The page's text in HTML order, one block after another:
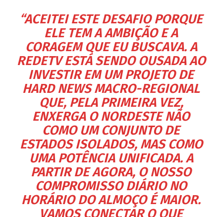
“ACEITEI ESTE DESAFIO PORQUE
ELE TEM A AMBIÇÃO E A
CORAGEM QUE EU BUSCAVA. A
REDETV ESTÁ SENDO OUSADA AO
INVESTIR EM UM PROJETO DE
HARD NEWS MACRO-REGIONAL
QUE, PELA PRIMEIRA VEZ,
ENXERGA O NORDESTE NÃO
COMO UM CONJUNTO DE
ESTADOS ISOLADOS, MAS COMO
UMA POTÊNCIA UNIFICADA. A
PARTIR DE AGORA, O NOSSO
COMPROMISSO DIÁRIO NO
HORÁRIO DO ALMOÇO É MAIOR.
VAMOS CONECTAR O QUE